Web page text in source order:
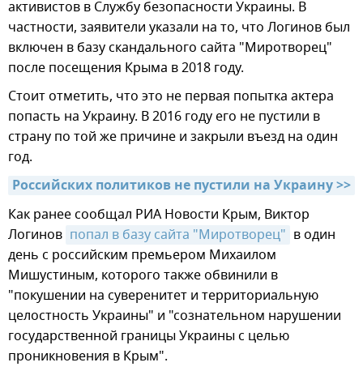
активистов в Службу безопасности Украины. В
частности, заявители указали на то, что Логинов был
включен в базу скандального сайта "Миротворец"
после посещения Крыма в 2018 году.
Стоит отметить, что это не первая попытка актера
попасть на Украину. В 2016 году его не пустили в
страну по той же причине и закрыли въезд на один
год.
Российских политиков не пустили на Украину >>
Как ранее сообщал РИА Новости Крым, Виктор
Логинов попал в базу сайта "Миротворец" в один
день с российским премьером Михаилом
Мишустиным, которого также обвинили в
"покушении на суверенитет и территориальную
целостность Украины" и "сознательном нарушении
государственной границы Украины с целью
проникновения в Крым".